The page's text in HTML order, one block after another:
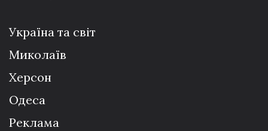
Україна та світ
Миколаїв
Херсон
Одеса
Реклама